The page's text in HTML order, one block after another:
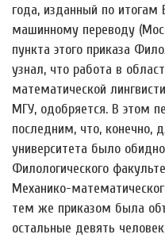
года, изданный по итогам
машинному переводу
пункта этого приказа
узнал, что работа в
математической
МГУ, одобряется. В этом
последним, что, конечно,
университета было
Филологического
Механико-
тем же приказом была
остальные девять